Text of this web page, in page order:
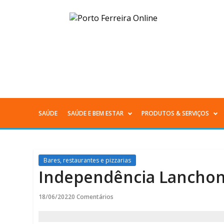
Independência
Junho
2022
-
Porto
Ferreira
Menu
SAÚDE SAÚDE E BEM ESTAR PRODUTOS & SERVIÇOS
Bares, restaurantes e pizzarias
Independência
18/06/20220 Comentários